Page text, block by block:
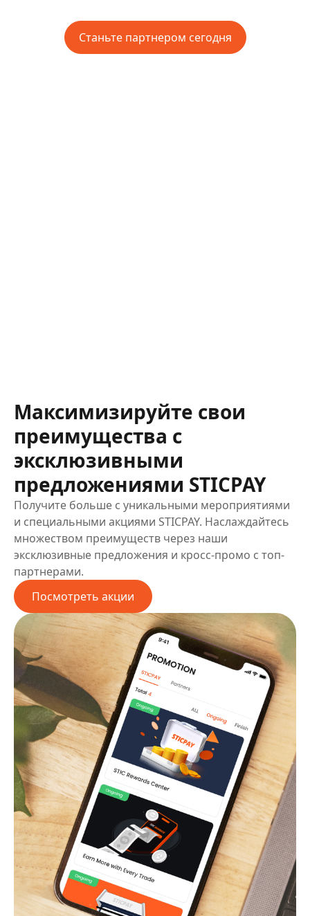
Станьте партнером сегодня
Максимизируйте свои
преимущества с
эксклюзивными
предложениями STICPAY
Получите больше с уникальными мероприятиями
и специальными акциями STICPAY. Наслаждайтесь
множеством преимуществ через наши
эксклюзивные предложения и кросс-промо с топ-
партнерами.
Посмотреть акции